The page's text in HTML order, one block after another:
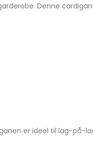
Denne
er ideel til lag-på-